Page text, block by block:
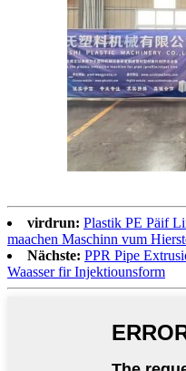
virdrun: Plastik PE Päif
maachen Maschinn vum
Nächste: PPR Pipe
Waasser fir Injektiounsform